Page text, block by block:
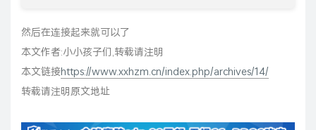
然后在连接起来就可以了
本文作者:小小孩子们,转载请注明
本文链接https://www.xxhzm.cn/index.php/archives/14/
转载请注明原文地址